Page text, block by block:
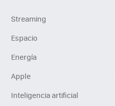
Streaming
Espacio
Energía
Apple
Inteligencia artificial